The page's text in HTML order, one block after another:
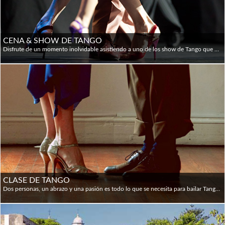
disponibles y se aceptan tarjetas de crédito en la mayoría
de los hoteles y restaurantes. Los cajeros automáticos
también se pueden usar para adelantos en efectivo en las
principales tarjetas de crédito (no todas las tarjetas
extranjeras funcionan en cajeros automáticos). Son la mejor
manera de obtener dinero y casi todos tienen instrucciones
en inglés. Los límites de retiro pueden ser muy bajos,
aunque la tarifa de retiro puede ser relativamente alta. Los
cajeros automáticos de Banelco tienden a permitir grandes
retiros; pero en algunos lugares de la Patagonia (El Calafate
y El Chaltén, por ejemplo) y en los principales centros
turísticos se quedan rápidamente sin efectivo en
temporada alta.
Efectivo: la unidad monetaria de la Argentina es el peso
(AR$). Los billetes vienen en denominaciones de 500, 1.000,
estadounidenses son aceptados por muchas empresas
CENA & SHOW DE TANGO
Disfrute de un momento inolvidable asistiendo a uno de los show de Tango que Buenos Aires ofrece todas las noches. Allí encontrará las clásicas orquestas que recrean los estilos originales con ritmos melancólicos que recuerdan a las de los años cuarenta. Este show puede completarse con una típica comida, servida con los mejores vinos y excelente servicio y atmósfera. Las impresionantes letras, que ostentan la más auténtica poesía de la ciudad, son interpretadas por destacados cantantes. El show cuenta así con muchos artistas profesionales: músicos, bailarines y cantantes de primer nivel se funden para ofrecer un show inolvidable. Horarios: 8 pm (Cena-Show) y 9 pm (sólo Show)
CLASE DE TANGO
Dos personas, un abrazo y una pasión es todo lo que se necesita para bailar Tango esta popular danza del Rio de la Plata que cautiva al mundo entero con sus figuras, su música y su pasión. Para saber más de este mundo la propuesta es tomar una clase privada de Tango de la mano de expertos profesores que no sólo enseñarán los pasos básicos, sino que además contarán las características del género. Una hora a disposición con un instructor de Tango para aprender los fundamentos básicos de esta danza que enamora a gente de todo el mundo. Se puede elegir tomar la clase en el centro de la ciudad, en Palermo o en un espacio propio. Durante la clase se aprenderán los pasos básicos y algunos de los códigos del Tango.